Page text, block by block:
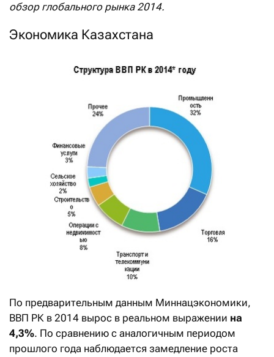
обзор глобального рынка 2014.
Экономика Казахстана
По предварительным данным Миннацэкономики,
ВВП РК в 2014 вырос в реальном выражении на
4,3%. По сравнению с аналогичным периодом
прошлого года наблюдается замедление роста